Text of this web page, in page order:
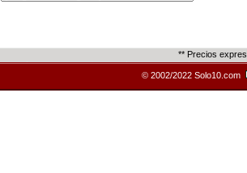
** Precios
© 2002/2022 Solo10.com